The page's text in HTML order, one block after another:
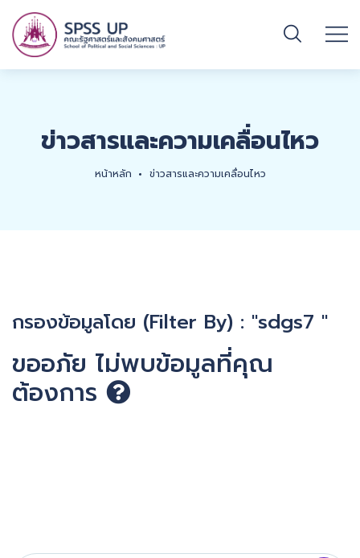
ข่าวสารและความเคลื่อนไหว
หน้าหลัก ข่าวสารและความเคลื่อนไหว
กรองข้อมูลโดย (Filter By) : "sdgs7 "
ขออภัย ไม่พบข้อมูลที่คุณ
ต้องการ